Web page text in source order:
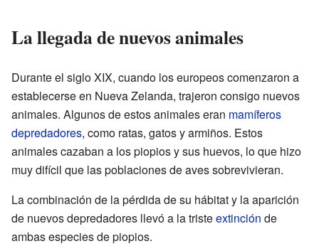
La llegada de nuevos animales
Durante el siglo XIX, cuando los europeos comenzaron a
establecerse en Nueva Zelanda, trajeron consigo nuevos
animales. Algunos de estos animales eran mamíferos
depredadores, como ratas, gatos y armiños. Estos
animales cazaban a los piopios y sus huevos, lo que hizo
muy difícil que las poblaciones de aves sobrevivieran.
La combinación de la pérdida de su hábitat y la aparición
de nuevos depredadores llevó a la tristeextinción de
ambas especies de piopios.